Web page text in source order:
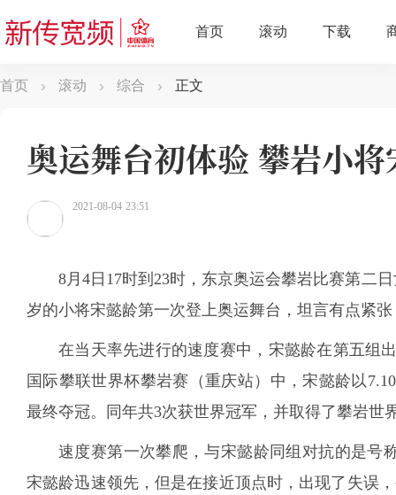
首页 滚动 综合 正文
奥运舞台初体验 攀岩小
2021-08-04 23:51
8月4日17时到23时，东京奥运会攀岩比赛第二
岁的小将宋懿龄第一次登上奥运舞台，坦言有点紧
在当天率先进行的速度赛中，宋懿龄在第五组
国际攀联世界杯攀岩赛（重庆站）中，宋懿龄以
最终夺冠。同年共3次获世界冠军，并取得了攀岩世
速度赛第一次攀爬，与宋懿龄同组对抗的是号
宋懿龄迅速领先，但是在接近顶点时，出现了失误